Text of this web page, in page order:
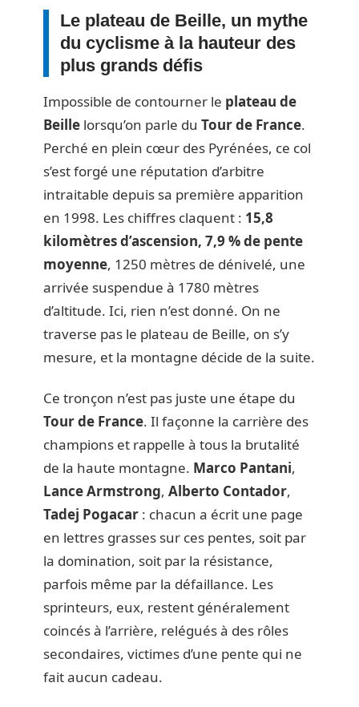
Le plateau de Beille, un mythe
du cyclisme à la hauteur des
plus grands défis
Impossible de contourner le plateau de
Beille lorsqu’on parle du Tour de France.
Perché en plein cœur des Pyrénées, ce col
s’est forgé une réputation d’arbitre
intraitable depuis sa première apparition
en 1998. Les chiffres claquent : 15,8
kilomètres d’ascension, 7,9 % de pente
moyenne, 1250 mètres de dénivelé, une
arrivée suspendue à 1780 mètres
d’altitude. Ici, rien n’est donné. On ne
traverse pas le plateau de Beille, on s’y
mesure, et la montagne décide de la suite.
Ce tronçon n’est pas juste une étape du
Tour de France. Il façonne la carrière des
champions et rappelle à tous la brutalité
de la haute montagne. Marco Pantani,
Lance Armstrong, Alberto Contador,
Tadej Pogacar : chacun a écrit une page
en lettres grasses sur ces pentes, soit par
la domination, soit par la résistance,
parfois même par la défaillance. Les
sprinteurs, eux, restent généralement
coincés à l’arrière, relégués à des rôles
secondaires, victimes d’une pente qui ne
fait aucun cadeau.